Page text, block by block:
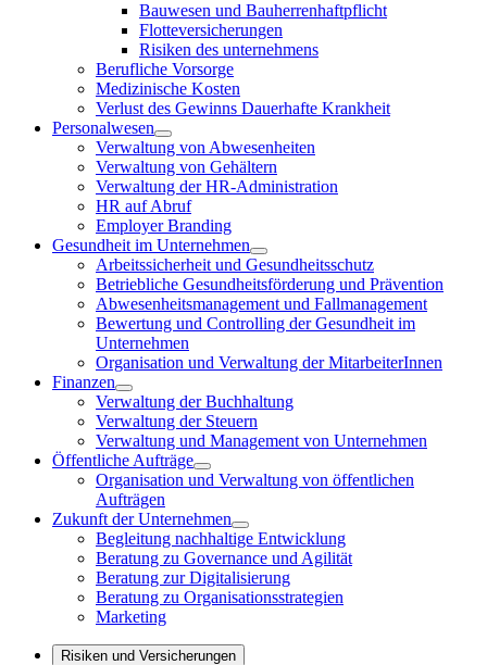
Bauwesen und Bauherrenhaftpflicht
Flotteversicherungen
Risiken des unternehmens
Berufliche Vorsorge
Medizinische Kosten
Verlust des Gewinns Dauerhafte Krankheit
Personalwesen
Verwaltung von Abwesenheiten
Verwaltung von Gehältern
Verwaltung der HR-Administration
HR auf Abruf
Employer Branding
Gesundheit im Unternehmen
Arbeitssicherheit und Gesundheitsschutz
Betriebliche Gesundheitsförderung und Prävention
Abwesenheitsmanagement und Fallmanagement
Bewertung und Controlling der Gesundheit im
Unternehmen
Organisation und Verwaltung der MitarbeiterInnen
Finanzen
Verwaltung der Buchhaltung
Verwaltung der Steuern
Verwaltung und Management von Unternehmen
Öffentliche Aufträge
Organisation und Verwaltung von öffentlichen
Aufträgen
Zukunft der Unternehmen
Begleitung nachhaltige Entwicklung
Beratung zu Governance und Agilität
Beratung zur Digitalisierung
Beratung zu Organisationsstrategien
Marketing
Risiken und Versicherungen